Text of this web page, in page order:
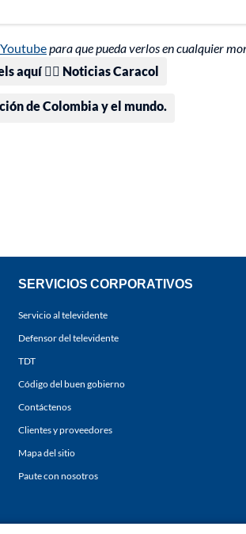
para que pueda verlos en cualquier
aquí 👉🏻 Noticias Caracol
de Colombia y el mundo.
SERVICIOS CORPORATIVOS
Servicio al televidente
Defensor del televidente
TDT
Código del buen gobierno
Contáctenos
Clientes y proveedores
Mapa del sitio
Paute con nosotros